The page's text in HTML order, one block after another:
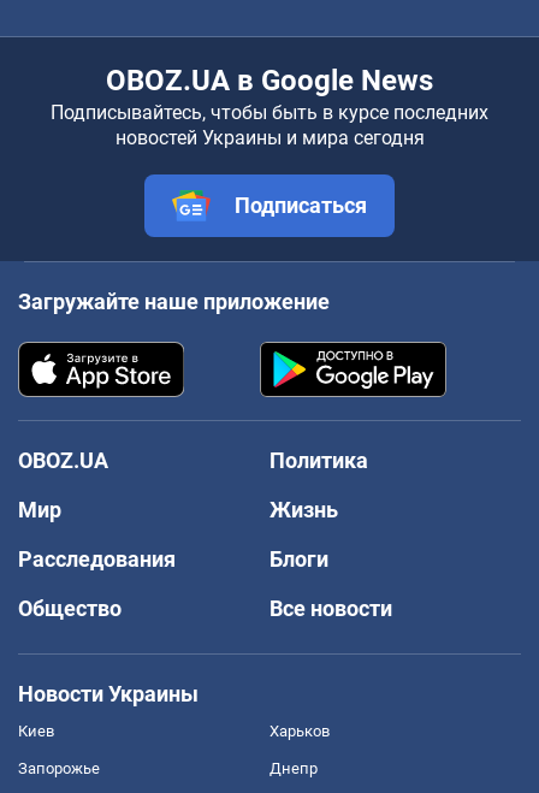
OBOZ.UA в Google News
Подписывайтесь, чтобы быть в курсе последних
новостей Украины и мира сегодня
Подписаться
Загружайте наше приложение
OBOZ.UA
Политика
Мир
Жизнь
Расследования
Блоги
Общество
Все новости
Новости Украины
Киев Харьков
Запорожье Днепр